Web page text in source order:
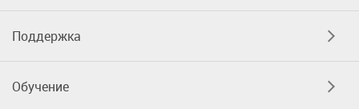
Поддержка
Обучение